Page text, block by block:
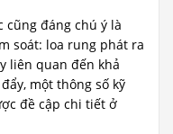
cũng đáng chú ý là
soát: loa rung phát ra
liên quan đến khả
một thông số kỹ
đề cập chi tiết ở